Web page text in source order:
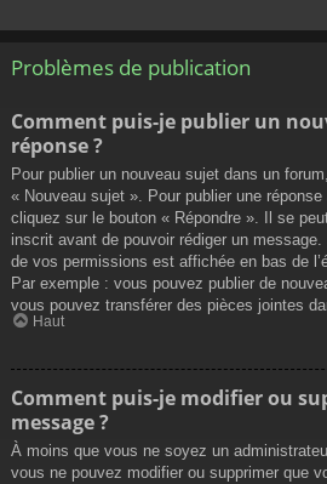
Problèmes de publication
Comment puis-je publier un
réponse ?
Pour publier un nouveau sujet dans un
« Nouveau sujet ». Pour publier une
cliquez sur le bouton « Répondre ». Il se
inscrit avant de pouvoir rédiger un
de vos permissions est affichée en bas de
Par exemple : vous pouvez publier de
vous pouvez transférer des pièces jointes
Haut
Comment puis-je modifier ou
message ?
À moins que vous ne soyez un
vous ne pouvez modifier ou supprimer que